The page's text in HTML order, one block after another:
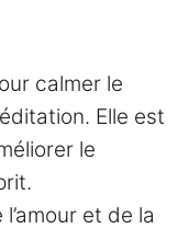
calmer le
Elle est
le
et de la